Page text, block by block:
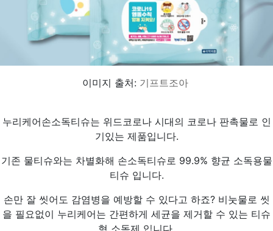
이미지 출처: 기프트조아
누리케어손소독티슈는 위드코로나 시대의 코로나 판촉물로 인
기있는 제품입니다.
기존 물티슈와는 차별화해 손소독티슈로 99.9% 향균 소독용물
티슈 입니다.
손만 잘 씻어도 감염병을 예방할 수 있다고 하죠? 비눗물로 씻
을 필요없이 누리케어는 간편하게 세균을 제거할 수 있는 티슈